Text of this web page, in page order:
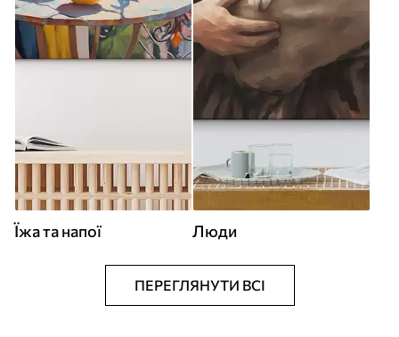
Їжа та напої Люди
ПЕРЕГЛЯНУТИ ВСІ